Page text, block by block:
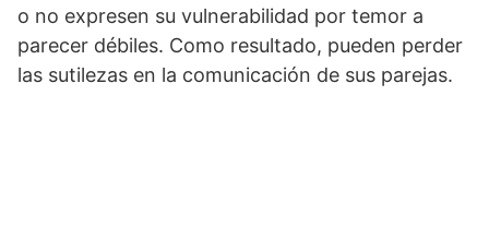
o no expresen su vulnerabilidad por temor a
parecer débiles. Como resultado, pueden perder
las sutilezas en la comunicación de sus parejas.